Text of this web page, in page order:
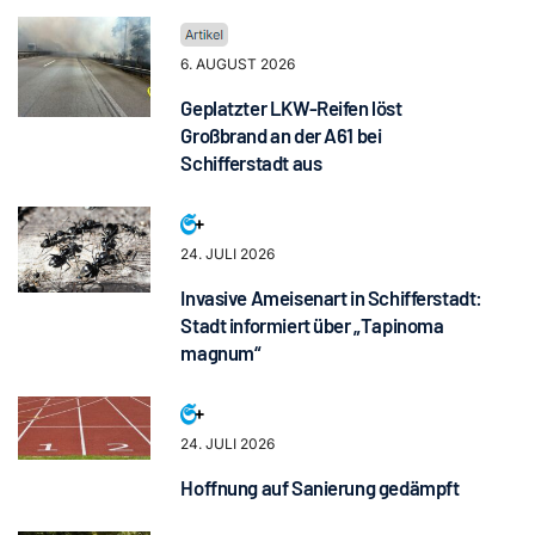
6. AUGUST 2026
Geplatzter LKW-Reifen löst
Großbrand an der A61 bei
Schifferstadt aus
24. JULI 2026
Invasive Ameisenart in Schifferstadt:
Stadt informiert über „Tapinoma
magnum“
24. JULI 2026
Hoffnung auf Sanierung gedämpft